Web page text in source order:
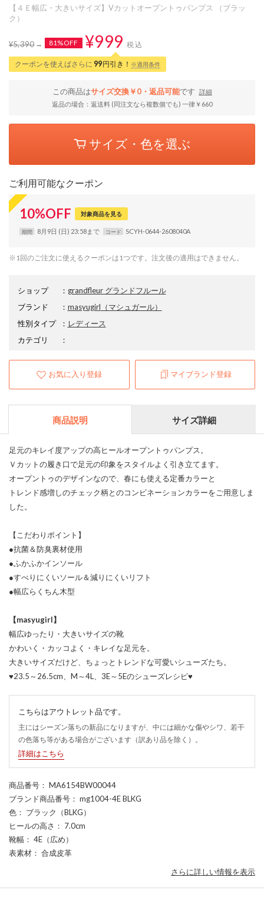
【４Ｅ幅広・大きいサイズ】Vカットオープントゥパンプス （ブラッ
ク）
¥5,390 81%OFF ¥999 税込
クーポンを使えばさらに 99円引き！ ※適用条件
この商品はサイズ交換￥0・返品可能です
詳細
返品の場合：返送料 (同注文なら複数個でも) 一律￥660
サイズ・色を選ぶ
ご利用可能なクーポン
10%OFF 対象商品を見る
期間 8月9日 (日) 23:58まで コード SCYH-0644-2608040A
※1回のご注文に使えるクーポンは1つです。注文後の適用はできません。
ショップ ： grandfleur グランドフルール
ブランド
： masyugirl （マシュガール）
性別タイプ
： レディース
カテゴリ
：
お気に入り登録 マイブランド登録
商品説明 サイズ詳細
足元のキレイ度アップの高ヒールオープントゥパンプス。
Ｖカットの履き口で足元の印象をスタイルよく引き立てます。
オープントゥのデザインなので、春にも使える定番カラーと
トレンド感増しのチェック柄とのコンビネーションカラーをご用意しま
した。
【こだわりポイント】
●抗菌＆防臭裏材使用
●ふかふかインソール
●すべりにくいソール＆減りにくいリフト
●幅広らくちん木型
【masyugirl】
幅広ゆったり・大きいサイズの靴
かわいく・カッコよく・キレイな足元を。
大きいサイズだけど、ちょっとトレンドな可愛いシューズたち。
♥23.5～26.5cm、M～4L、3E～5Eのシューズレシピ♥
こちらはアウトレット品です。
主にはシーズン落ちの新品になりますが、中には細かな傷やシワ、若干
の色落ち等がある場合がございます（訳あり品を除く）。
詳細はこちら
商品番号 ： MA6154BW00044
ブランド商品番号 ： mg1004-4E BLKG
色 ： ブラック（BLKG）
ヒールの高さ ： 7.0cm
靴幅 ： 4E（広め）
表素材 ： 合成皮革
さらに詳しい情報を表示